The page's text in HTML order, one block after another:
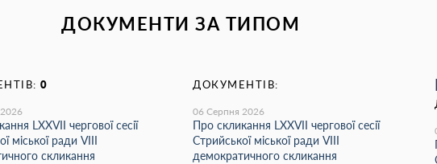
ДОКУМЕНТИ ЗА ТИПОМ
0
LХХVІІ чергової сесії
міської ради VIII
скликання
ДОКУМЕНТІВ:
06 Серпня 2026
Про скликання LХХVІІ чергової сесії
Стрийської міської ради VIII
демократичного скликання